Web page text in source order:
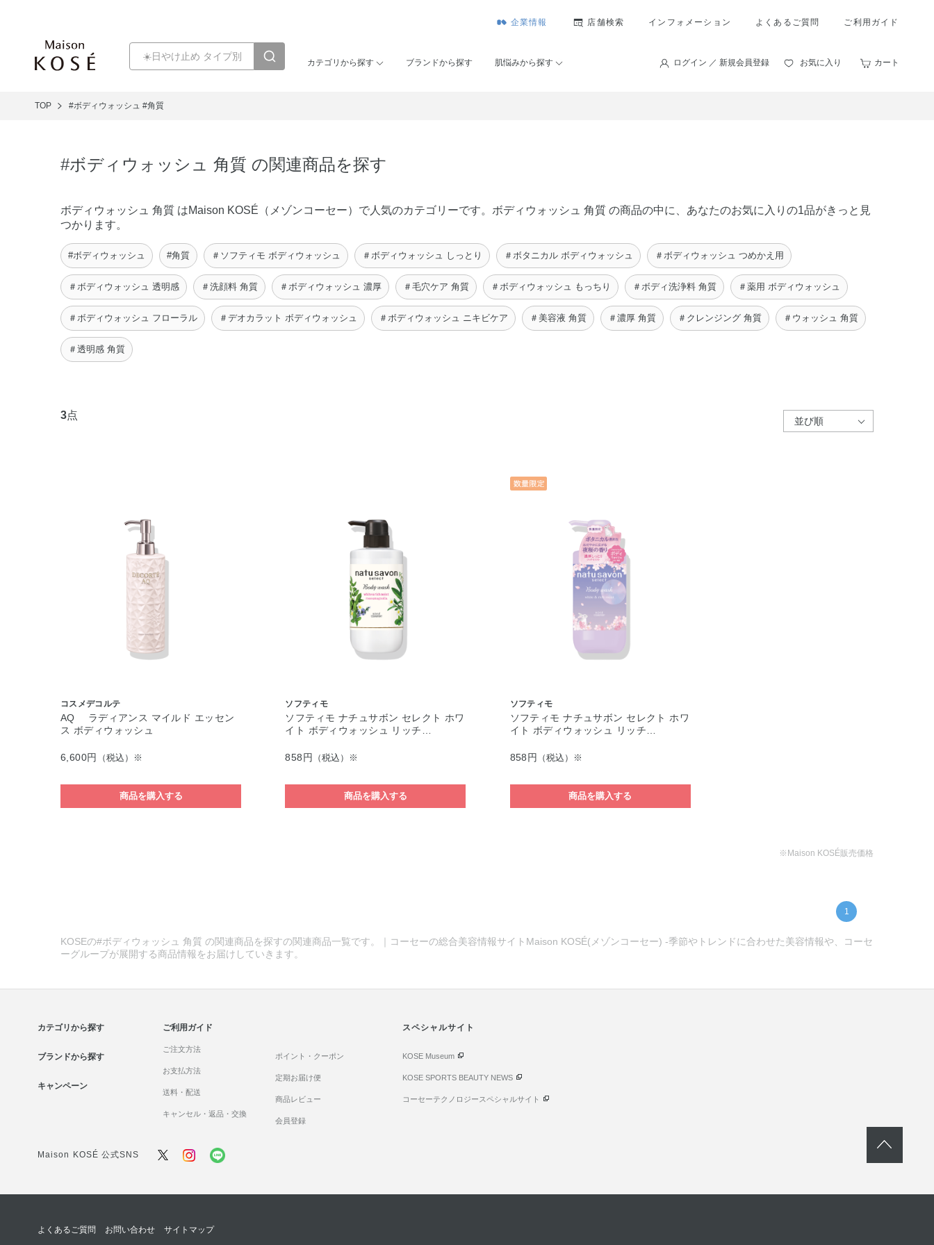
企業情報 店舗検索 インフォメーション よくあるご質問 ご利用ガイド
カテゴリから探す ブランドから探す 肌悩みから探す ログイン ／ 新規会員登録 お気に入り カート
TOP #ボディウォッシュ #角質
#ボディウォッシュ 角質 の関連商品を探す
ボディウォッシュ 角質 はMaison KOSÉ（メゾンコーセー）で人気のカテゴリーです。ボディウォッシュ 角質 の商品の中に、あなたのお気に入りの1品がきっと見
つかります。
#ボディウォッシュ #角質 ＃ソフティモ ボディウォッシュ ＃ボディウォッシュ しっとり ＃ボタニカル ボディウォッシュ ＃ボディウォッシュ つめかえ用
＃ボディウォッシュ 透明感 ＃洗顔料 角質 ＃ボディウォッシュ 濃厚 ＃毛穴ケア 角質 ＃ボディウォッシュ もっちり ＃ボディ洗浄料 角質 ＃薬用 ボディウォッシュ
＃ボディウォッシュ フローラル ＃デオカラット ボディウォッシュ ＃ボディウォッシュ ニキビケア ＃美容液 角質 ＃濃厚 角質 ＃クレンジング 角質 ＃ウォッシュ 角質
＃透明感 角質
3点
コスメデコルテ
AQ ラディアンス マイルド エッセン
ス ボディウォッシュ
6,600円 （税込）※
商品を購入する
ソフティモ
ソフティモ ナチュサボン セレクト ホワ
イト ボディウォッシュ リッチ…
858円 （税込）※
商品を購入する
ソフティモ
ソフティモ ナチュサボン セレクト ホワ
イト ボディウォッシュ リッチ…
858円 （税込）※
商品を購入する
※Maison KOSÉ販売価格
1
KOSEの#ボディウォッシュ 角質 の関連商品を探すの関連商品一覧です。｜コーセーの総合美容情報サイトMaison KOSÉ(メゾンコーセー) -季節やトレンドに合わせた美容情報や、コーセ
ーグループが展開する商品情報をお届けしていきます。
カテゴリから探す
ブランドから探す
キャンペーン
ご利用ガイド
ご注文方法
お支払方法
送料・配送
キャンセル・返品・交換
ポイント・クーポン
定期お届け便
商品レビュー
会員登録
スペシャルサイト
KOSE Museum
KOSE SPORTS BEAUTY NEWS
コーセーテクノロジースペシャルサイト
Maison KOSÉ 公式SNS
よくあるご質問 お問い合わせ サイトマップ